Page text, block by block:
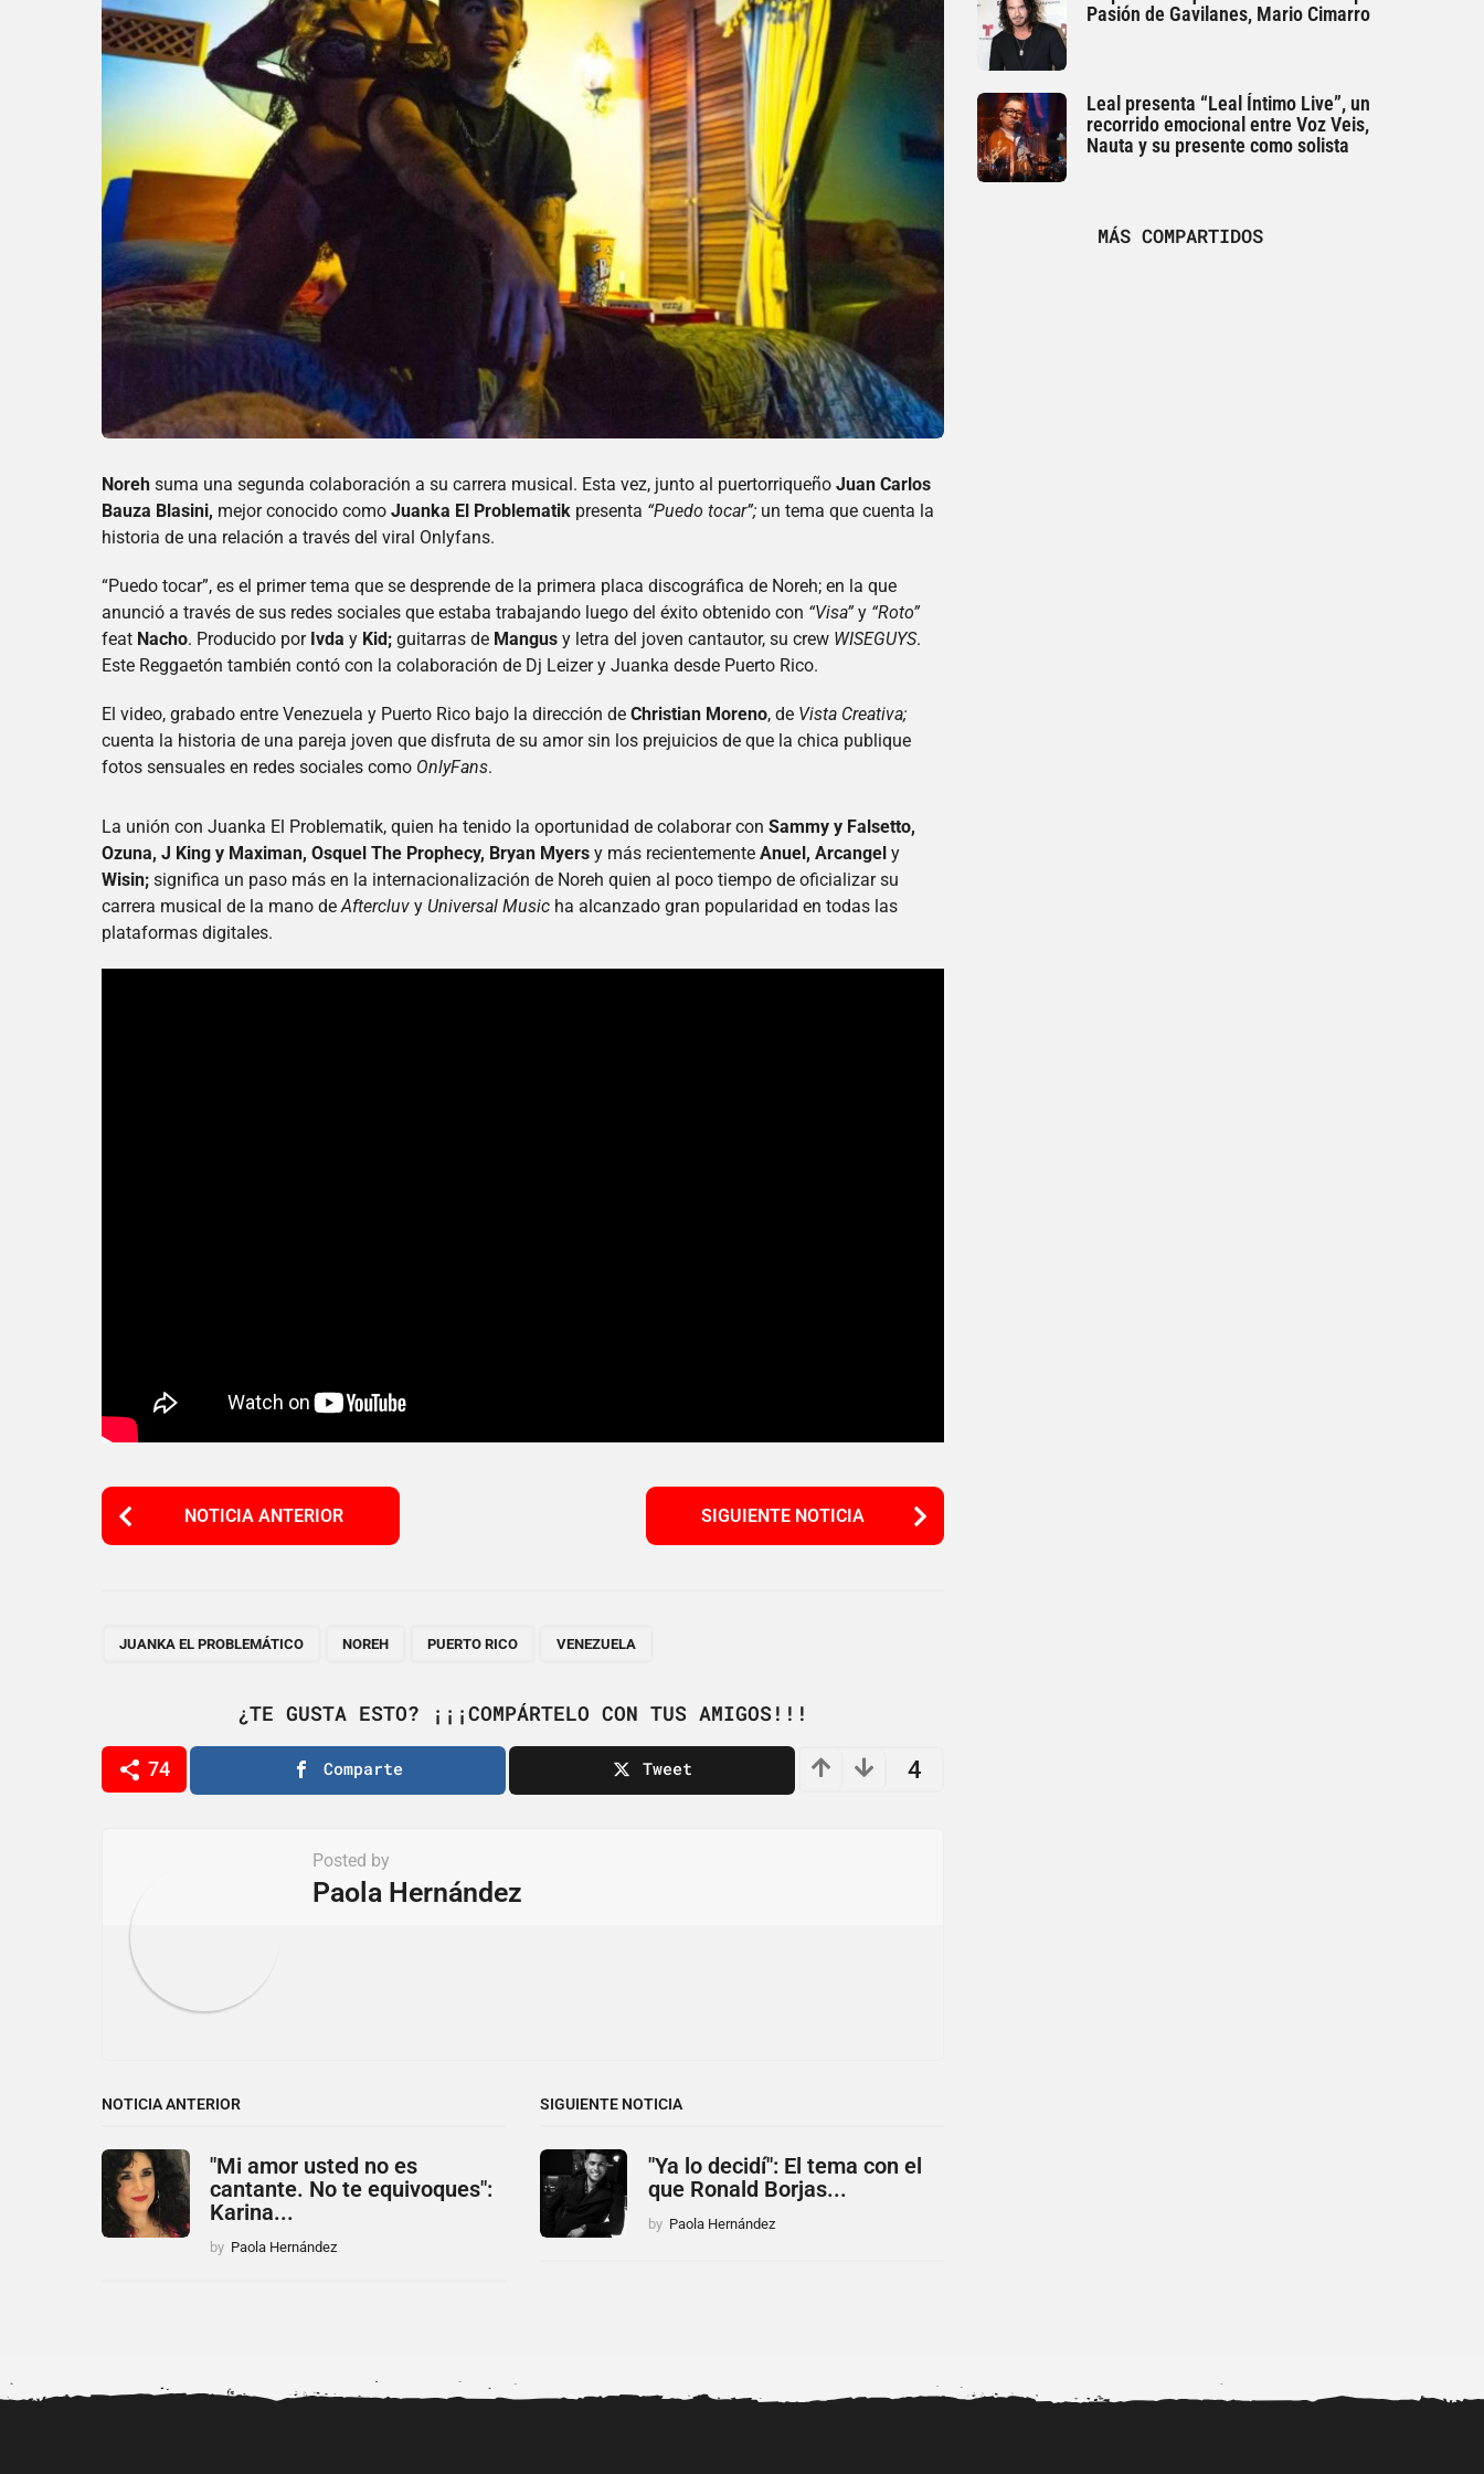
Noreh suma una segunda colaboración a su carrera musical. Esta vez, junto al puertorriqueño Juan Carlos
Bauza Blasini, mejor conocido como Juanka El Problematik presenta “Puedo tocar”; un tema que cuenta la
historia de una relación a través del viral Onlyfans.
“Puedo tocar”, es el primer tema que se desprende de la primera placa discográfica de Noreh; en la que
anunció a través de sus redes sociales que estaba trabajando luego del éxito obtenido con “Visa”y “Roto”
feat Nacho. Producido por Ivda y Kid; guitarras de Mangus y letra del joven cantautor, su crew WISEGUYS.
Este Reggaetón también contó con la colaboración de Dj Leizer y Juanka desde Puerto Rico.
El video, grabado entre Venezuela y Puerto Rico bajo la dirección de Christian Moreno, de Vista Creativa;
cuenta la historia de una pareja joven que disfruta de su amor sin los prejuicios de que la chica publique
fotos sensuales en redes sociales como OnlyFans.
La unión con Juanka El Problematik, quien ha tenido la oportunidad de colaborar con Sammy y Falsetto,
Ozuna, J King y Maximan, Osquel The Prophecy, Bryan Myers y más recientemente Anuel, Arcangel y
Wisin; significa un paso más en la internacionalización de Noreh quien al poco tiempo de oficializar su
carrera musical de la mano de Aftercluv y Universal Music ha alcanzado gran popularidad en todas las
plataformas digitales.
P
o
P
i
n
NOTICIA ANTERIOR SIGUIENTE NOTICIA
JUANKA EL PROBLEMÁTICO NOREH PUERTO RICO VENEZUELA
¿TE GUSTA ESTO? ¡¡¡COMPÁRTELO CON TUS AMIGOS!!!
74 4
Comparte Tweet
Posted by
Paola Hernández
NOTICIA ANTERIOR
"Mi amor usted no es
cantante. No te equivoques":
Karina...
by Paola Hernández
SIGUIENTE NOTICIA
"Ya lo decidí": El tema con el
que Ronald Borjas...
by Paola Hernández
Pasión de Gavilanes, Mario Cimarro
Leal presenta “Leal Íntimo Live”, un
recorrido emocional entre Voz Veis,
Nauta y su presente como solista
MÁS COMPARTIDOS